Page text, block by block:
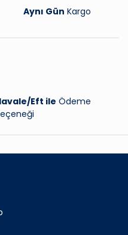
Aynı Gün Kargo
Eft ile Ödeme